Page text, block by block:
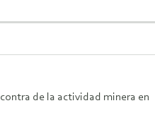
de la actividad minera en